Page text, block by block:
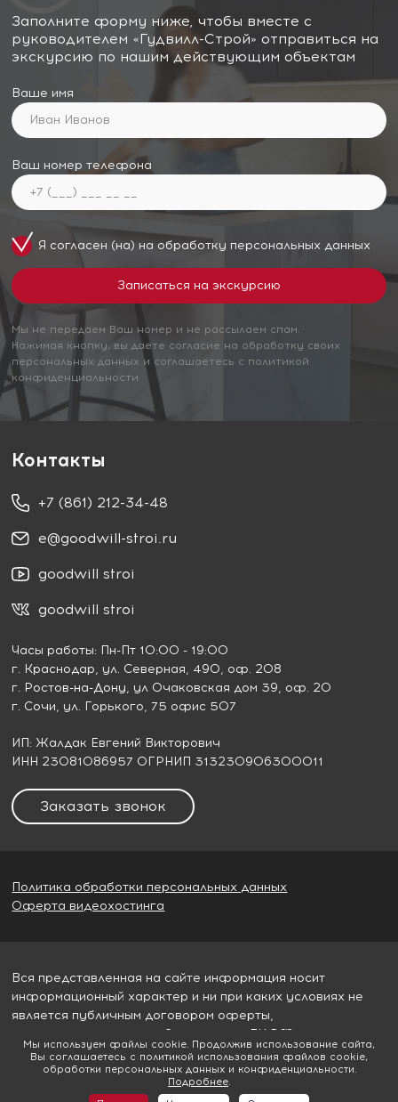
Заполните форму ниже, чтобы вместе с
руководителем «Гудвилл-Строй» отправиться на
экскурсию по нашим действующим объектам
Ваше имя
Ваш номер телефона
Я согласен (на) на обработку персональных данных
Мы не передаем Ваш номер и не рассылаем спам.
Нажимая кнопку, вы даете согласие на обработку своих
персональных данных и соглашаетесь с политикой
конфиденциальности
Контакты
+7 (861) 212-34-48
e@goodwill-stroi.ru
goodwill stroi
goodwill stroi
Часы работы: Пн-Пт 10:00 - 19:00
г. Краснодар, ул. Северная, 490, оф. 208
г. Ростов-на-Дону, ул Очаковская дом 39, оф. 20
г. Сочи, ул. Горького, 75 офис 507
ИП: Жалдак Евгений Викторович
ИНН 23081086957 ОГРНИП 313230906300011
Заказать звонок
Политика обработки персональных данных
Оферта видеохостинга
Вся представленная на сайте информация носит
информационный характер и ни при каких условиях не
является публичным договором оферты,
определяемым пунктом 2 статьи 437 ГК РФ
© 2026Гудвилл строй
Мы используем файлы cookie. Продолжив использование сайта,
Вы соглашаетесь с политикой использования файлов cookie,
обработки персональных данных и конфиденциальности.
Подробнее.